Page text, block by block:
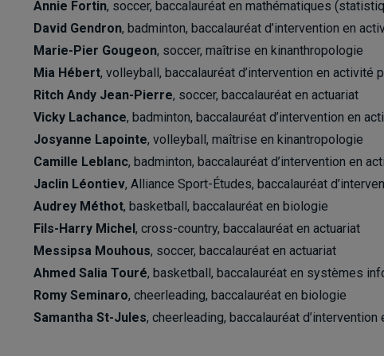
Annie Fortin, soccer, baccalauréat en mathématiques
David Gendron, badminton, baccalauréat d’intervention en
Marie-Pier Gougeon, soccer, maîtrise en kinanthropologie
Mia Hébert, volleyball, baccalauréat d’intervention en activité
Ritch Andy Jean-Pierre, soccer, baccalauréat en actuariat
Vicky Lachance, badminton, baccalauréat d’intervention en
Josyanne Lapointe, volleyball, maîtrise en kinantropologie
Camille Leblanc, badminton, baccalauréat d’intervention en
Jaclin Léontiev, Alliance Sport-Études, baccalauréat
Audrey Méthot, basketball, baccalauréat en biologie
Fils-Harry Michel, cross-country, baccalauréat en actuariat
Messipsa Mouhous, soccer, baccalauréat en actuariat
Ahmed Salia Touré, basketball, baccalauréat en systèmes
Romy Seminaro, cheerleading, baccalauréat en biologie
Samantha St-Jules, cheerleading, baccalauréat